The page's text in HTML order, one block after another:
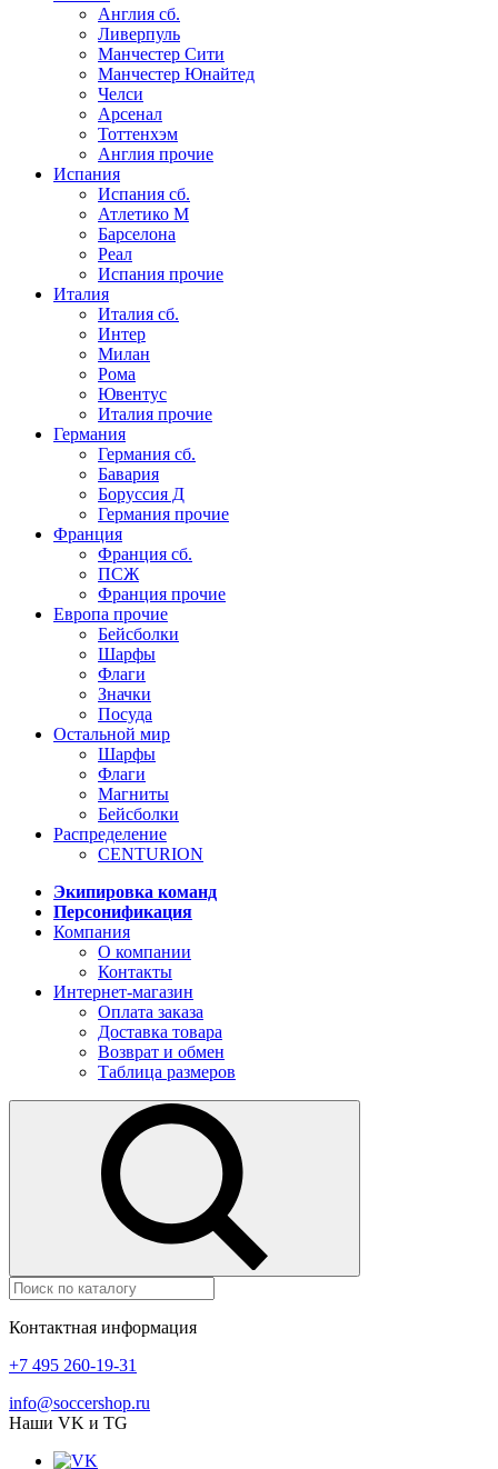
Англия сб.
Ливерпуль
Манчестер Сити
Манчестер Юнайтед
Челси
Арсенал
Тоттенхэм
Англия прочие
Испания
Испания сб.
Атлетико М
Барселона
Реал
Испания прочие
Италия
Италия сб.
Интер
Милан
Рома
Ювентус
Италия прочие
Германия
Германия сб.
Бавария
Боруссия Д
Германия прочие
Франция
Франция сб.
ПСЖ
Франция прочие
Европа прочие
Бейсболки
Шарфы
Флаги
Значки
Посуда
Остальной мир
Шарфы
Флаги
Магниты
Бейсболки
Распределение
CENTURION
Экипировка команд
Персонификация
Компания
О компании
Контакты
Интернет-магазин
Оплата заказа
Доставка товара
Возврат и обмен
Таблица размеров
Контактная информация
+7 495 260-19-31
info@soccershop.ru
Наши VK и TG